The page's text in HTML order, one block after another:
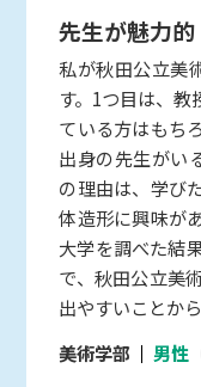
先生が魅力的
私が秋田公立美
す。1つ目は、
ている方はもち
出身の先生がい
の理由は、学び
体造形に興味が
大学を調べた結
で、秋田公立美
出やすいことか
美術学部
男性